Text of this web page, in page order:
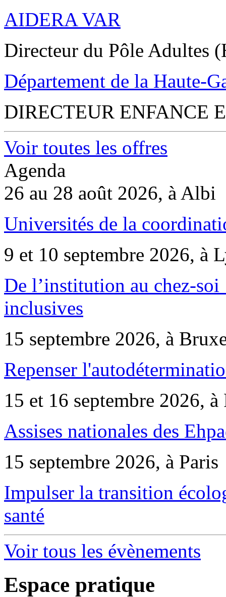
AIDERA VAR
Directeur du Pôle Adultes
Département de la Haute-
DIRECTEUR ENFANCE
Voir toutes les offres
Agenda
26 au 28 août 2026, à Albi
Universités de la
9 et 10 septembre 2026, à
De l’institution au chez-
inclusives
15 septembre 2026, à
Repenser
15 et 16 septembre 2026, à
Assises nationales des
15 septembre 2026, à Paris
Impulser la transition
santé
Voir tous les évènements
Espace pratique